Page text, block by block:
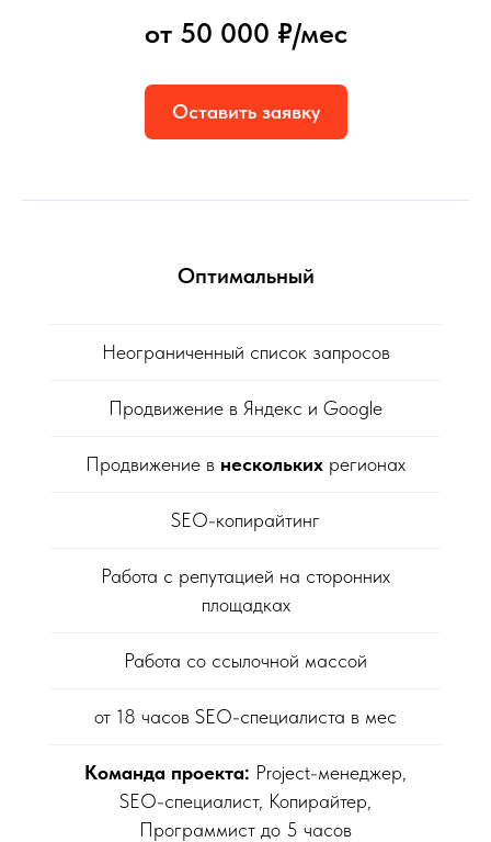
от 50 000 ₽/мес
Оставить заявку
Оптимальный
Неограниченный список запросов
Продвижение в Яндекс и Google
Продвижение в нескольких регионах
SEO-копирайтинг
Работа с репутацией на сторонних
площадках
Работа со ссылочной массой
от 18 часов SEO-специалиста в мес
Команда проекта: Project-менеджер,
SEO-специалист, Копирайтер,
Программист до 5 часов